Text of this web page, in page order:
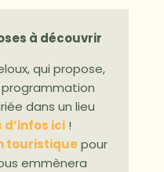
à découvrir
qui propose,
dans un lieu
d’infos ici !
touristiquepour
emmènera